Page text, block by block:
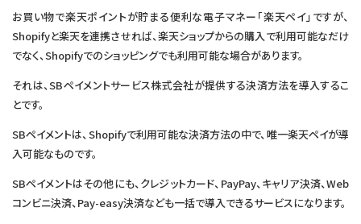
お買い物で楽天ポイントが貯まる便利な電子マネー「楽天ペイ」ですが、
Shopifyと楽天を連携させれば、楽天ショップからの購入で利用可能なだけ
でなく、Shopifyでのショッピングでも利用可能な場合があります。
それは、SBペイメントサービス株式会社が提供する決済方法を導入するこ
とです。
SBペイメントは、Shopifyで利用可能な決済方法の中で、唯一楽天ペイが導
入可能なものです。
SBペイメントはその他にも、クレジットカード、PayPay、キャリア決済、Web
コンビニ決済、Pay-easy決済なども一括で導入できるサービスになります。